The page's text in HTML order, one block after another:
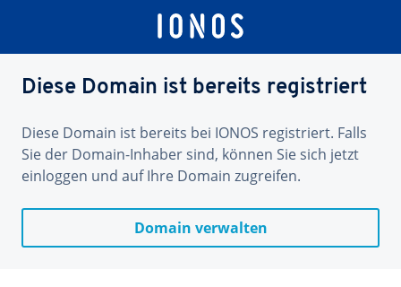
Diese Domain ist bereits registriert
Diese Domain ist bereits bei IONOS registriert. Falls
Sie der Domain-Inhaber sind, können Sie sich jetzt
einloggen und auf Ihre Domain zugreifen.
Domain verwalten